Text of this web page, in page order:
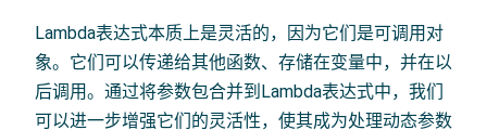
Lambda表达式本质上是灵活的，因为它们是可调用对
象。它们可以传递给其他函数、存储在变量中，并在以
后调用。通过将参数包合并到Lambda表达式中，我们
可以进一步增强它们的灵活性，使其成为处理动态参数